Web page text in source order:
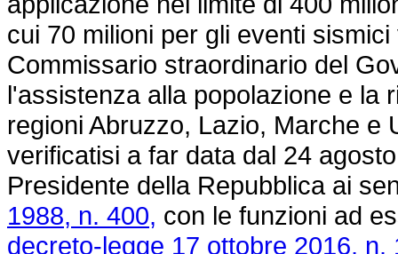
cui 70 milioni per gli eventi
Commissario straordinario del
l'assistenza alla popolazione e la
regioni Abruzzo, Lazio, Marche e
verificatisi a far data dal 24
Presidente della Repubblica ai
1988, n. 400, con le funzioni ad
decreto-legge 17 ottobre 2016, n.